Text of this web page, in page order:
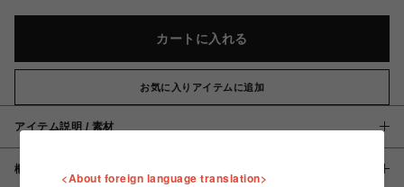
カートに入れる
お気に入りアイテムに追加
アイテム説明 / 素材
概要
<About foreign language translation>